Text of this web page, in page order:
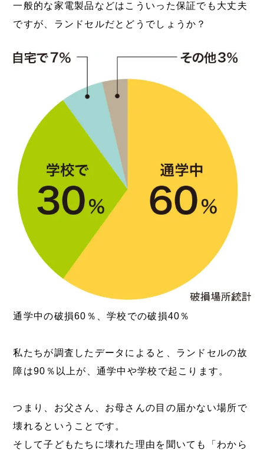
一般的な家電製品などはこういった保証でも大丈夫
ですが、ランドセルだとどうでしょうか？
通学中の破損60％、学校での破損40％
私たちが調査したデータによると、ランドセルの故
障は90％以上が、通学中や学校で起こります。
つまり、お父さん、お母さんの目の届かない場所で
壊れるということです。
そして子どもたちに壊れた理由を聞いても「わから